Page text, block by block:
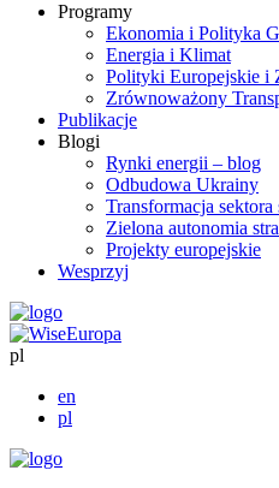
Programy
Ekonomia i Polityka
Energia i Klimat
Polityki Europejskie i
Zrównoważony
Publikacje
Blogi
Rynki energii – blog
Odbudowa Ukrainy
Transformacja sektora
Zielona autonomia
Projekty europejskie
Wesprzyj
pl
en
pl